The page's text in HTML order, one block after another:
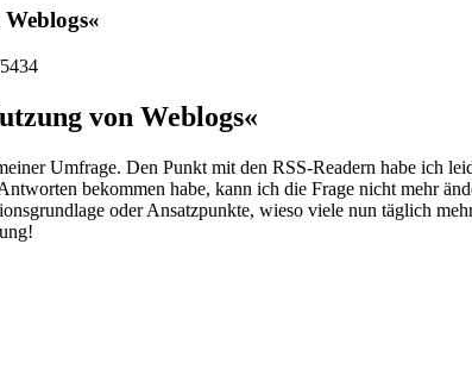
von Weblogs«
Umfrage. Den Punkt mit den RSS-Readern habe ich
bekommen habe, kann ich die Frage nicht mehr
oder Ansatzpunkte, wieso viele nun täglich